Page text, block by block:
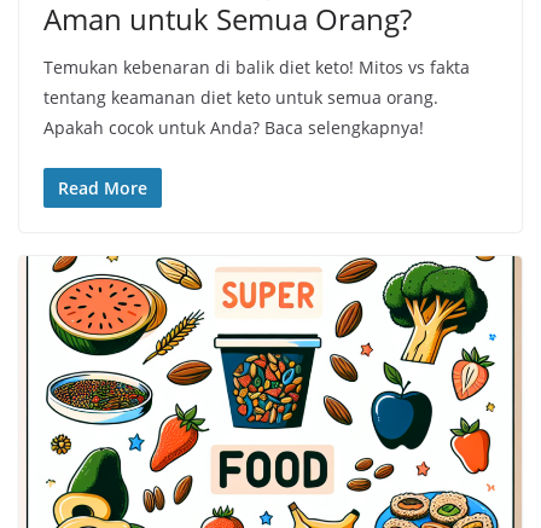
Aman untuk Semua Orang?
Temukan kebenaran di balik diet keto! Mitos vs fakta
tentang keamanan diet keto untuk semua orang.
Apakah cocok untuk Anda? Baca selengkapnya!
Read More